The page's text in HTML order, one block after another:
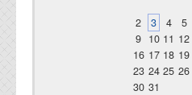
2
3 4 5
9 10 11 12
16 17 18 19
23 24 25 26
30 31